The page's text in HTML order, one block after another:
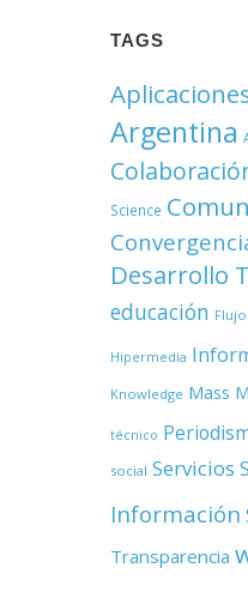
TAGS
Argentina
Science
Desarrollo
educación Flujo
Hipermedia
Knowledge Mass
técnico
social Servicios
Información
Transparencia